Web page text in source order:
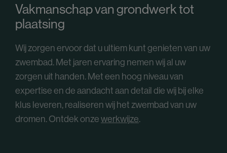
Vakmanschap van grondwerk tot
plaatsing
Wij zorgen ervoor dat u ultiem kunt genieten van uw
zwembad. Met jaren ervaring nemen wij al uw
zorgen uit handen. Met een hoog niveau van
expertise en de aandacht aan detail die wij bij elke
klus leveren, realiseren wij het zwembad van uw
dromen. Ontdek onzewerkwijze.